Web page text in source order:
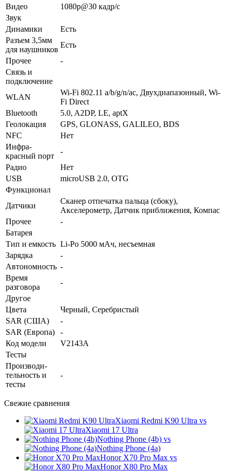
Видео
1080p@30 кадр/с
Звук
Динамики
Есть
Разъем 3,5мм
для науш­ников
Есть
Прочее
-
Связь и
подключение
WLAN
Wi-Fi 802.11 a/b/g/n/ac, Двухдиапазонный, Wi-
Fi Direct
Bluetooth
5.0, A2DP, LE, aptX
Геолока­ция
GPS, GLONASS, GALILEO, BDS
NFC
Нет
Инфра­
красный порт
-
Радио
Нет
USB
microUSB 2.0, OTG
Функционал
Датчики
Сканер отпечатка пальца (сбоку),
Акселерометр, Датчик приближения, Компас
Прочее
-
Батарея
Тип и емкость Li-Po 5000 мАч, несъемная
Зарядка
-
Автоно­мность -
Время
разговора
-
Другое
Цвета
Черный, Серебристый
SAR (США)
-
SAR (Европа)
-
Код модели
V2143A
Тесты
Производи­
тельность и
тесты
-
Свежие сравнения
Xiaomi Redmi K90 Ultra vs
Xiaomi 17 Ultra
Nothing Phone (4b) vs
Nothing Phone (4a)
Honor X70 Pro Max vs
Honor X80 Pro Max